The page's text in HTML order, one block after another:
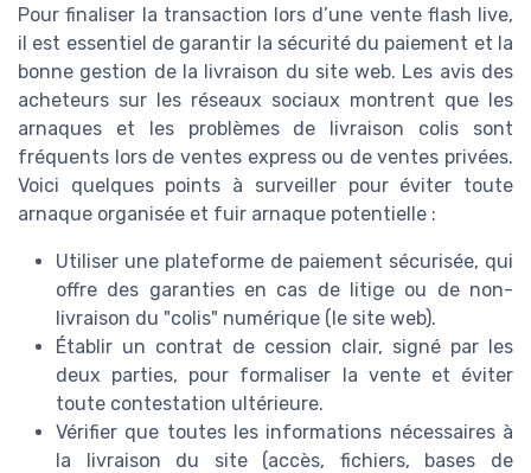
Pour finaliser la transaction lors d’une vente flash live,
il est essentiel de garantir la sécurité du paiement et la
bonne gestion de la livraison du site web. Les avis des
acheteurs sur les réseaux sociaux montrent que les
arnaques et les problèmes de livraison colis sont
fréquents lors de ventes express ou de ventes privées.
Voici quelques points à surveiller pour éviter toute
arnaque organisée et fuir arnaque potentielle :
Utiliser une plateforme de paiement sécurisée, qui
offre des garanties en cas de litige ou de non-
livraison du "colis" numérique (le site web).
Établir un contrat de cession clair, signé par les
deux parties, pour formaliser la vente et éviter
toute contestation ultérieure.
Vérifier que toutes les informations nécessaires à
la livraison du site (accès, fichiers, bases de